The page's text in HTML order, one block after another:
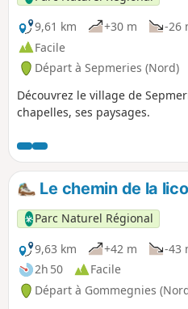
9,61 km
+30 m -26
Facile
Départ à Sepmeries (Nord)
Découvrez le village de
chapelles, ses paysages.
Le chemin de la
Parc Naturel Régional
9,63 km
+42 m
-43
2h 50
Facile
Départ à Gommegnies